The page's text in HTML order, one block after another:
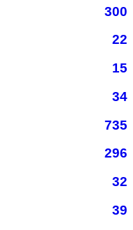
300
22
15
34
735
296
32
39